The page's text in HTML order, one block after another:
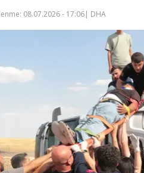
08.07.2026 - 17:06| DHA